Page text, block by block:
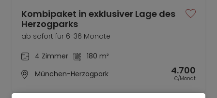
Kombipaket in exklusiver Lage des
Herzogparks
ab sofort für 6-36 Monate
4 Zimmer
180 m²
München-Herzogpark
4.700
€/Monat